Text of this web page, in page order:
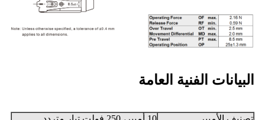
البيانات الفنية العامة